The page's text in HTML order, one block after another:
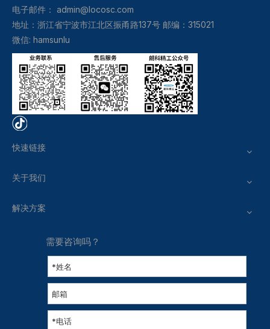
电子邮件： admin@locosc.com
地址：浙江省宁波市江北区振甬路137号 邮编：315021
微信: hamsunlu
快速链接
关于我们
解决方案
需要咨询吗？